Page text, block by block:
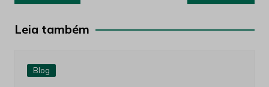
Página de Privacidade — Workshop
13 de maio de 2026